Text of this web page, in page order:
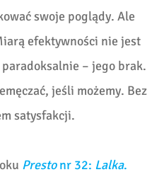
swoje poglądy. Ale
efektywności nie jest
– jego brak.
jeśli możemy. Bez
satysfakcji.
Prestonr 32: Lalka.